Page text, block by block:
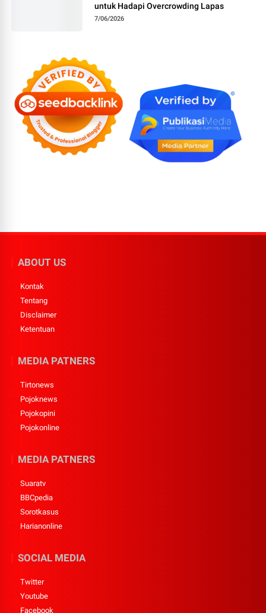
untuk Hadapi Overcrowding Lapas
7/06/2026
ABOUT US
Kontak
Tentang
Disclaimer
Ketentuan
MEDIA PATNERS
Tirtonews
Pojoknews
Pojokopini
Pojokonline
MEDIA PATNERS
Suaratv
BBCpedia
Sorotkasus
Harianonline
SOCIAL MEDIA
Twitter
Youtube
Facebook